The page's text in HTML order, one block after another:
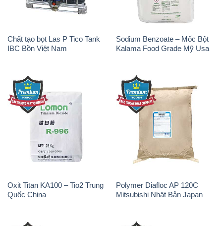
Chất tạo bọt Las P Tico Tank
IBC Bồn Việt Nam
Sodium Benzoate – Mốc Bột
Kalama Food Grade Mỹ Usa
Oxit Titan KA100 – Tio2 Trung
Quốc China
Polymer Diafloc AP 120C
Mitsubishi Nhật Bản Japan